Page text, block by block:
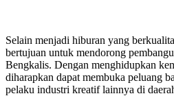
Selain menjadi hiburan yang
bertujuan untuk mendorong
Bengkalis. Dengan menghidupkan
diharapkan dapat membuka peluang
pelaku industri kreatif lainnya di